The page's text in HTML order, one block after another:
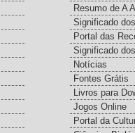
Resumo de A
Significado
Portal das
Significado
Notícias
Fontes Grátis
Livros para
Jogos Online
Portal da